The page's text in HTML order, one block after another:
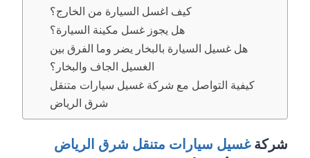
كيف اغسل السيارة من الخارج؟
هل يجوز غسل مكينة السيارة؟
هل غسيل السيارة بالبخار يضر وما الفرق بين
الغسيل الجاف والبخار؟
كيفية التواصل مع شركة غسيل سيارات متنقل
شرق الرياض
شركةغسيل سيارات متنقل شرق الرياض